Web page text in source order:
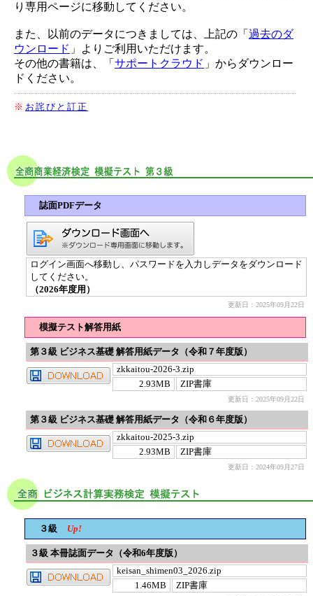
り専用ページに移動してください。
また、以前のデータにつきましては、上記の「 過去のダ
ウンロード 」よりご利用いただけます。
その他の書籍は、「 サポートクラウド 」からダウンロー
ドください。
※ お詫びと訂正
誌面PDFデータ
ログイン画面へ移動し、パスワードを入力しデータをダウンロード
してください。
（2026年度用）
更新日：2025年09月22日
模擬テスト解答用紙
第３級 ビジネス基礎 解答用紙データ（令和７年度版）
zkkaitou-2026-3.zip
2.93MB
ZIP書庫
更新日：2025年09月22日
第３級 ビジネス基礎 解答用紙データ（令和６年度版）
zkkaitou-2025-3.zip
2.93MB
ZIP書庫
更新日：2024年09月27日
３級 Up!
３級 本冊誌面データ（令和6年度版）
keisan_shimen03_2026.zip
1.46MB
ZIP書庫